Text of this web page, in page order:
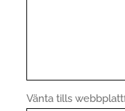
Vänta tills